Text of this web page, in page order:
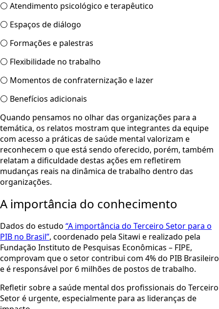
⚪ Atendimento psicológico e terapêutico
⚪ Espaços de diálogo
⚪ Formações e palestras
⚪ Flexibilidade no trabalho
⚪ Momentos de confraternização e lazer
⚪ Benefícios adicionais
Quando pensamos no olhar das organizações para a
temática, os relatos mostram que integrantes da equipe
com acesso a práticas de saúde mental valorizam e
reconhecem o que está sendo oferecido, porém, também
relatam a dificuldade destas ações em refletirem
mudanças reais na dinâmica de trabalho dentro das
organizações.
A importância do conhecimento
Dados do estudo “A importância do Terceiro Setor para o
PIB no Brasil”, coordenado pela Sitawi e realizado pela
Fundação Instituto de Pesquisas Econômicas – FIPE,
comprovam que o setor contribui com 4% do PIB Brasileiro
e é responsável por 6 milhões de postos de trabalho.
Refletir sobre a saúde mental dos profissionais do Terceiro
Setor é urgente, especialmente para as lideranças de